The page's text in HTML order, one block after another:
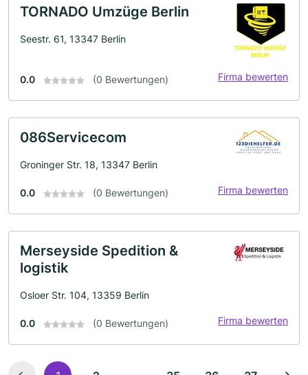
TORNADO Umzüge Berlin
Seestr. 61, 13347 Berlin
0.0 (0 Bewertungen) Firma bewerten
086Servicecom
Groninger Str. 18, 13347 Berlin
0.0 (0 Bewertungen) Firma bewerten
Merseyside Spedition &
logistik
Osloer Str. 104, 13359 Berlin
0.0 (0 Bewertungen) Firma bewerten